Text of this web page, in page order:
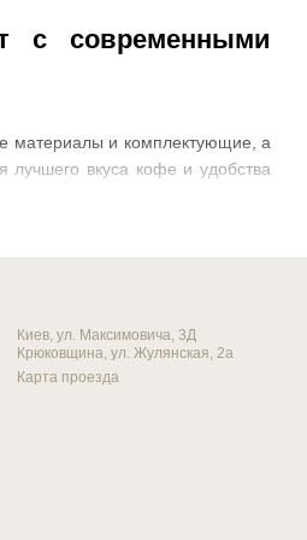
с современными
материалы и комплектующие, а
лучшего вкуса кофе и удобства
Киев, ул. Максимовича, 3Д
Крюковщина, ул. Жулянская, 2а
Карта проезда